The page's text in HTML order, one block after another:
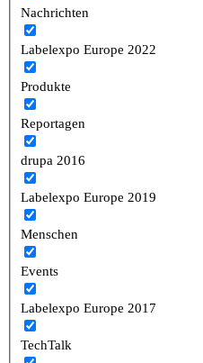
Nachrichten
Labelexpo Europe 2022
Produkte
Reportagen
drupa 2016
Labelexpo Europe 2019
Menschen
Events
Labelexpo Europe 2017
TechTalk